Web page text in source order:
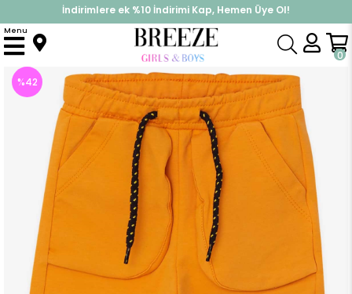
%30 Sepette Yaz İndirimi, Hemen Al!
İndirimlere ek %10 İndirimi Kap, Hemen Üye Ol!
0
Menu
Anasayfa Alt Giyim Eşofman Altı Erkek Bebek Eşofman Altı Torba Cepli Hardal Sarı (1.5 Yaş)
%42